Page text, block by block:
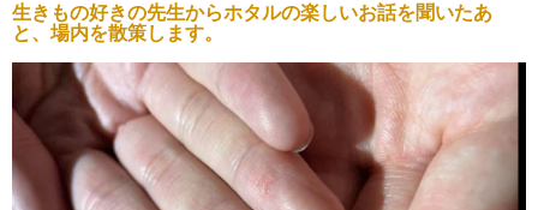
生きもの好きの先生からホタルの楽しいお話を聞いたあ
と、場内を散策します。